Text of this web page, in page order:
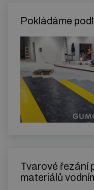
Pokládáme
Tvarové řezání
materiálů